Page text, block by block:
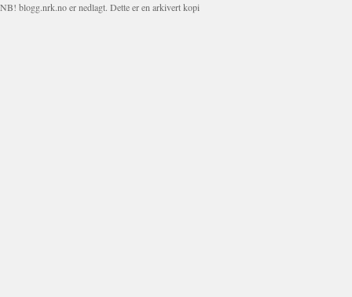
NB! blogg.nrk.no er nedlagt. Dette er en arkivert kopi